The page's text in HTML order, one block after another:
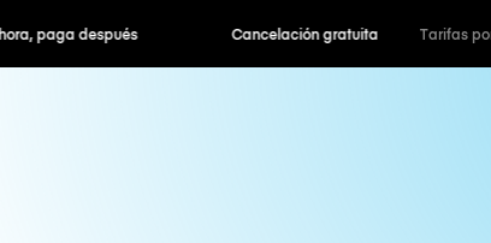
después Cancelación gratuita Tarifas